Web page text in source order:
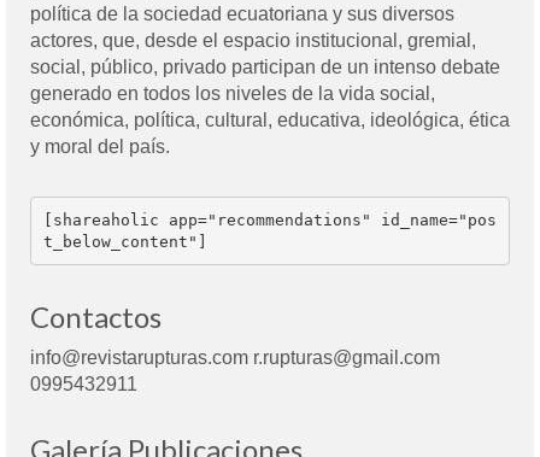
política de la sociedad ecuatoriana y sus diversos
actores, que, desde el espacio institucional, gremial,
social, público, privado participan de un intenso debate
generado en todos los niveles de la vida social,
económica, política, cultural, educativa, ideológica, ética
y moral del país.
[shareaholic app="recommendations" id_name="pos
t_below_content"]
Contactos
info@revistarupturas.com r.rupturas@gmail.com
0995432911
Galería Publicaciones